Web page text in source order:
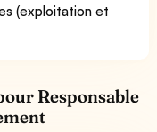
(exploitation et
Responsable